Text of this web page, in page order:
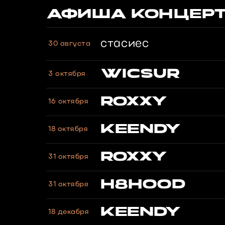
АФИША
30 августа стасиес
3 октября WICSUR
16 октября ROXXY
18 октября KEENDY
31 октября ROXXY
31 октября H8HOOD
18 декабря KEENDY